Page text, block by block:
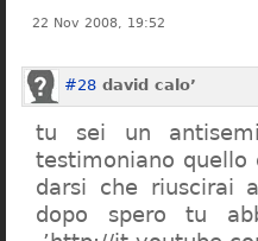
22 Nov 2008, 19:52
#28 david calo’
tu sei un
testimoniano quello
darsi che riuscirai
dopo spero tu